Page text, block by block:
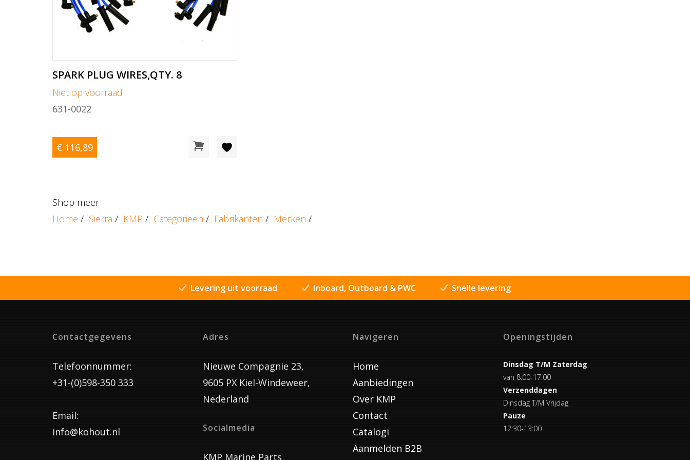
SPARK PLUG WIRES,QTY. 8
Niet op voorraad
631-0022
€ 116,89
Shop meer
Home / Sierra / KMP / Categorieën / Fabrikanten / Merken /
Levering uit voorraad Inboard, Outboard & PWC Snelle levering
Contactgegevens
Telefoonnummer:
+31-(0)598-350 333
Email:
info@kohout.nl
Adres
Nieuwe Compagnie 23,
9605 PX Kiel-Windeweer,
Nederland
Socialmedia
KMP Marine Parts
Navigeren
Home
Aanbiedingen
Over KMP
Contact
Catalogi
Aanmelden B2B
Openingstijden
Dinsdag T/M Zaterdag
van 8:00-17:00
Verzenddagen
Dinsdag T/M Vrijdag
Pauze
12:30-13:00